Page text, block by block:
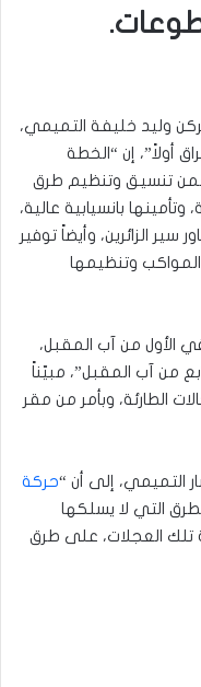
وليد خليفة التميمي،
أولاً”، إن “الخطة
تنسيق وتنظيم طرق
بانسيابية عالية،
الزائرين، وأيضاً توفير
المواكب وتنظيمها
الأول من آب المقبل،
من آب المقبل”، مبيّناً
الطارئة، وبأمر من مقر
التميمي، إلى أن “حركة
التي لا يسلكها
تلك العجلات، على طرق